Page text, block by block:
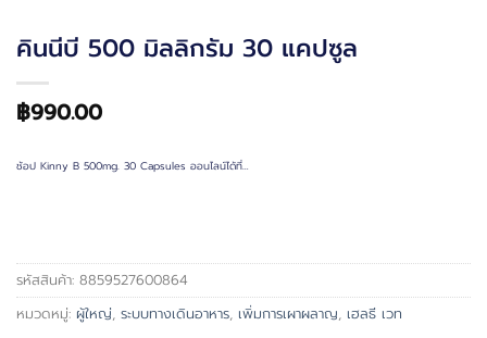
คินนีบี 500 มิลลิกรัม 30 แคปซูล
฿990.00
ช้อป Kinny B 500mg. 30 Capsules ออนไลน์ได้ที่…
รหัสสินค้า: 8859527600864
หมวดหมู่: ผู้ใหญ่, ระบบทางเดินอาหาร, เพิ่มการเผาผลาญ, เฮลธี เวท